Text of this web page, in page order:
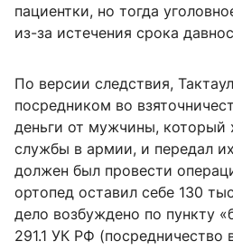
пациентки, но тогда
из-за истечения срока
По версии следствия,
посредником во
деньги от мужчины, который
службы в армии, и передал
должен был провести
ортопед оставил себе 130
дело возбуждено по пункту
291.1 УК РФ (посредничество